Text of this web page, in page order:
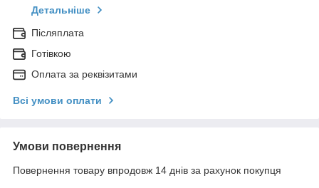
Детальніше
Післяплата
Готівкою
Оплата за реквізитами
Всі умови оплати
Умови повернення
Повернення товару впродовж 14 днів за рахунок покупця